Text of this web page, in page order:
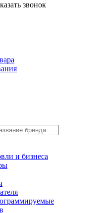
звонок
и бизнеса